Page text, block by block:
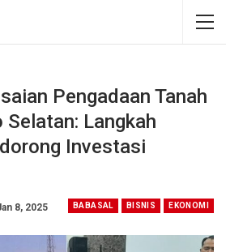
Pengadaan Tanah
Selatan: Langkah
Investasi
BABASAL BISNIS EKONOMI
8, 2025